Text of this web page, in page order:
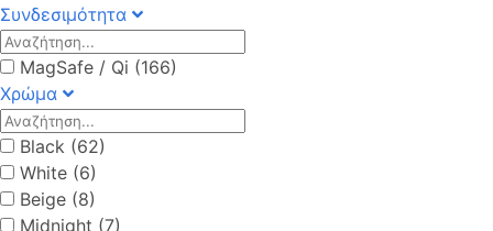
Συνδεσιμότητα
MagSafe / Qi (166)
Χρώμα
Black (62)
White (6)
Beige (8)
Midnight (7)